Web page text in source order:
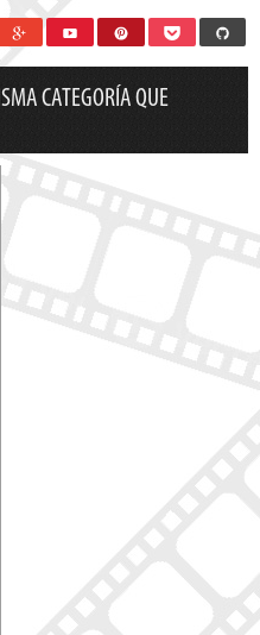
CATEGORÍA QUE